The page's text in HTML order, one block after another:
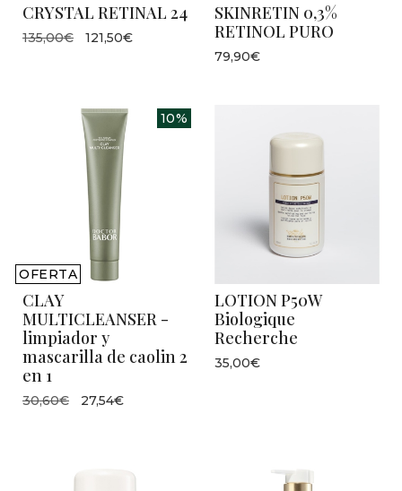
CRYSTAL RETINAL 24
135,00€ 121,50€
SKINRETIN 0,3%
RETINOL PURO
79,90€
10%
OFERTA
CLAY
MULTICLEANSER -
limpiador y
mascarilla de caolin 2
en 1
30,60€ 27,54€
LOTION P50W
Biologique
Recherche
35,00€